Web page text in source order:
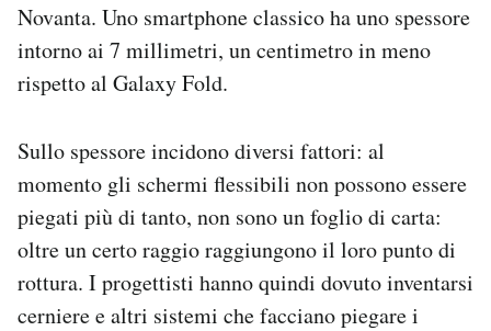
Novanta. Uno smartphone classico ha uno spessore
intorno ai 7 millimetri, un centimetro in meno
rispetto al Galaxy Fold.
Sullo spessore incidono diversi fattori: al
momento gli schermi flessibili non possono essere
piegati più di tanto, non sono un foglio di carta:
oltre un certo raggio raggiungono il loro punto di
rottura. I progettisti hanno quindi dovuto inventarsi
cerniere e altri sistemi che facciano piegare i